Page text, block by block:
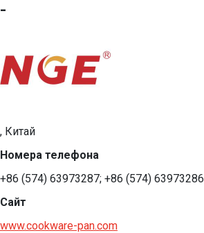
-
, Китай
Номера телефона
+86 (574) 63973287; +86 (574) 63973286
Сайт
www.cookware-pan.com